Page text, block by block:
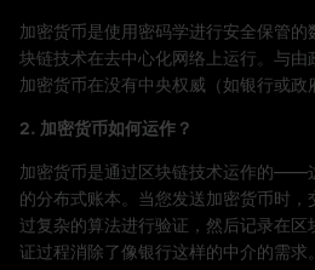
加密货币是使用密码学进行安全保管
块链技术在去中心化网络上运行。与由
加密货币在没有中央权威（如银行或政
2. 加密货币如何运作？
加密货币是通过区块链技术运作的——
的分布式账本。当您发送加密货币时，
过复杂的算法进行验证，然后记录在
证过程消除了像银行这样的中介的需求。